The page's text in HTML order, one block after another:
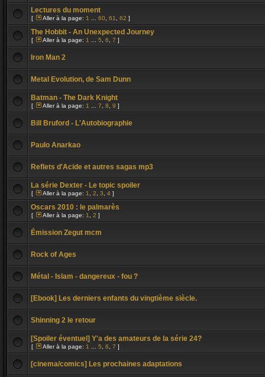
Lectures du moment
[ Aller à la page: 1 60 61 62 ]
The Hobbit - An Unexpected Journey
[ Aller à la page: 1 5 6 7 ]
Iron Man 2
Metal Evolution, de Sam Dunn
Batman - The Dark Knight
[ Aller à la page: 1 7 8 9 ]
Bill Bruford - L'Autobiographie
Paulo Anarkao
Reflets d'Acide et autres sagas mp3
La série Dexter - Le topic spoiler
[ Aller à la page: 1 2 3 4 ]
Oscars 2010 : le palmarès
[ Aller à la page: 1 2 ]
Émission Zegut mcm
Rock of Ages
Métal - Islam - dangereux - fou ?
[Ebook] Les derniers enfants du vingtième siècle.
Shinning 2 le retour
[Spoiler éventuel] Y'a des amateurs de la série 24?
[ Aller à la page: 1 5 6 7 ]
[cinema/comics] Les prochaines adaptations